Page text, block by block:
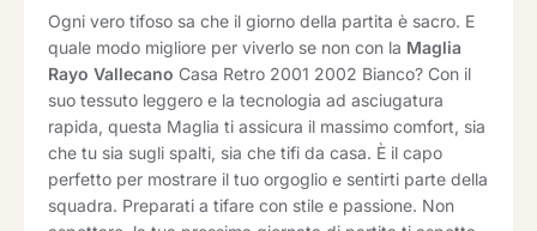
Ogni vero tifoso sa che il giorno della partita è sacro. E
quale modo migliore per viverlo se non con la Maglia
Rayo Vallecano Casa Retro 2001 2002 Bianco? Con il
suo tessuto leggero e la tecnologia ad asciugatura
rapida, questa Maglia ti assicura il massimo comfort, sia
che tu sia sugli spalti, sia che tifi da casa. È il capo
perfetto per mostrare il tuo orgoglio e sentirti parte della
squadra. Preparati a tifare con stile e passione. Non